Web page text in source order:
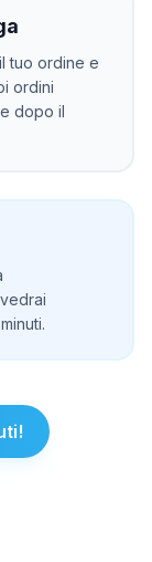
tuo ordine e
ordini
dopo il